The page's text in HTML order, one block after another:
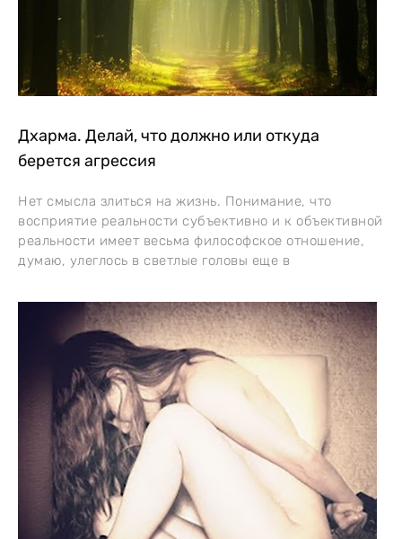
Дхарма. Делай, что должно или откуда
берется агрессия
Нет смысла злиться на жизнь. Понимание, что
восприятие реальности субъективно и к объективной
реальности имеет весьма философское отношение,
думаю, улеглось в светлые головы еще в